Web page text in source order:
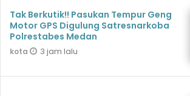
Tak Berkutik!! Pasukan Tempur Geng
Motor GPS Digulung Satresnarkoba
Polrestabes Medan
kota 3 jam lalu